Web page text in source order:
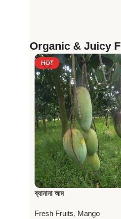
Organic & Juicy
HOT
ব্যানানা আম
Fresh Fruits, Mango